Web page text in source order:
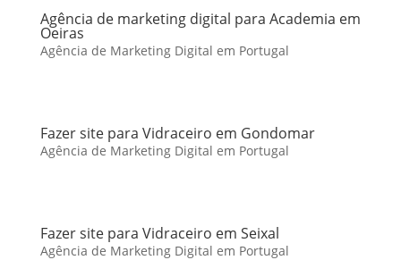
Agência de marketing digital para Academia em
Oeiras
Agência de Marketing Digital em Portugal
Fazer site para Vidraceiro em Gondomar
Agência de Marketing Digital em Portugal
Fazer site para Vidraceiro em Seixal
Agência de Marketing Digital em Portugal